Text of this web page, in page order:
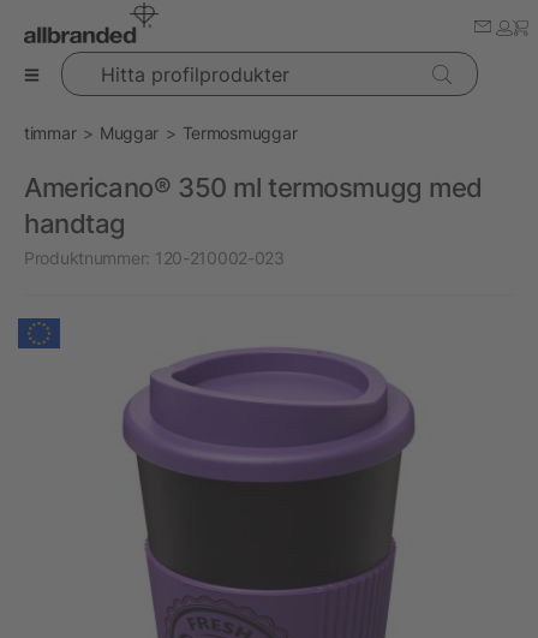
Hitta profilprodukter
timmar Muggar Termosmuggar
Americano® 350 ml termosmugg med
handtag
Produktnummer: 120-210002-023